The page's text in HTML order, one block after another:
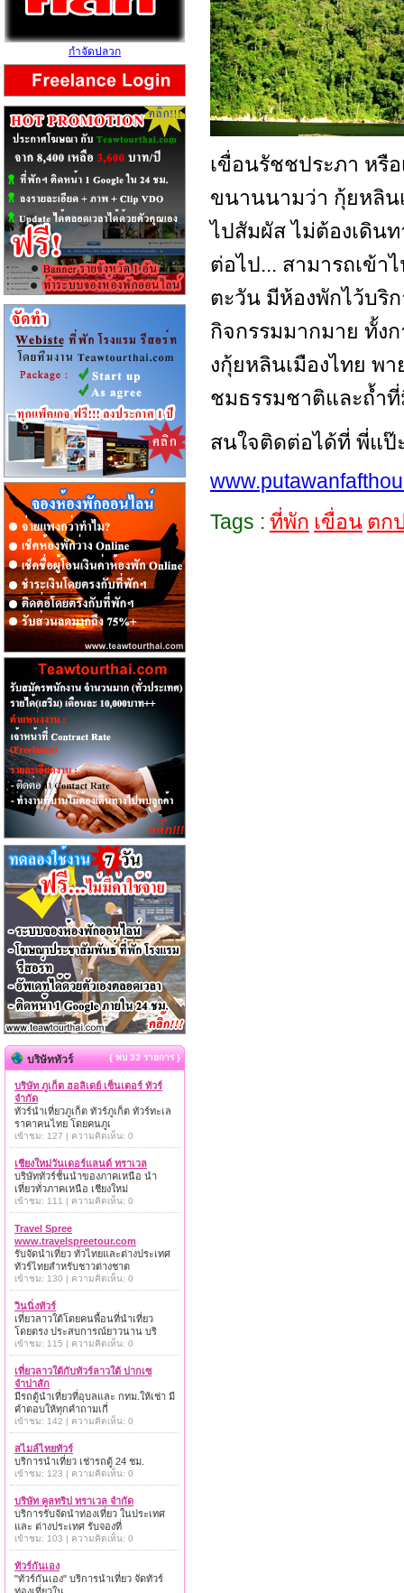
เขื่อนรัชชประภา หรื
ขนานนามว่า กุ้ยหลิน
ไปสัมผัส ไม่ต้องเดินท
ต่อไป... สามารถเข้
ตะวัน มีห้องพักไว้บริ
กิจกรรมมากมาย ทั้ง
งกุ้ยหลินเมืองไทย พ
ชมธรรมชาติและถ้ำ
สนใจติดต่อได้ที่ พี่แป๊
Tags : ที่พัก เขื่อน ตก
กำจัดปลวก
บริษัททัวร์ { พบ 33 รายการ }
บริษัท ภูเก็ต ฮอลิเดย์ เซ็นเตอร์ ทัวร์
จำกัด
ทัวร์นำเที่ยวภูเก็ต ทัวร์ภูเก็ต ทัวร์ทะเล
ราคาคนไทย โดยคนภูเ
เข้าชม: 127 | ความคิดเห็น: 0
เชียงใหม่วันเดอร์แลนด์ ทราเวล
บริษัททัวร์ชั้นนำของภาคเหนือ นำ
เที่ยวทั่วภาคเหนือ เชียงใหม่
เข้าชม: 111 | ความคิดเห็น: 0
Travel Spree
www.travelspreetour.com
รับจัดนำเที่ยว ทั่วไทยและต่างประเทศ
ทัวร์ไทยสำหรับชาวต่างชาต
เข้าชม: 130 | ความคิดเห็น: 0
วินนิ่งทัวร์
เที่ยวลาวใต้โดยคนพื้อนที่นำเที่ยว
โดยตรง ประสบการณ์ยาวนาน บริ
เข้าชม: 115 | ความคิดเห็น: 0
เที่ยวลาวใต้กับทัวร์ลาวใต้ ปากเซ
จำปาสัก
มีรถตู้นำเที่ยวที่อุบลและ กทม.ให้เช่า มี
คำตอบให้ทุกคำถามเกี่
เข้าชม: 142 | ความคิดเห็น: 0
สไมล์ไทยทัวร์
บริการนำเที่ยว เช่ารถตู้ 24 ชม.
เข้าชม: 123 | ความคิดเห็น: 0
บริษัท คูลทริป ทราเวล จำกัด
บริการรับจัดนำท่องเที่ยว ในประเทศ
และ ต่างประเทศ รับจองที่
เข้าชม: 103 | ความคิดเห็น: 0
ทัวร์กันเอง
"ทัวร์กันเอง" บริการนำเที่ยว จัดทัวร์